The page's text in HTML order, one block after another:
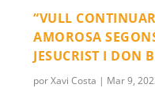
“VULL
AMOROSA
JESUCRIST I DON
porXavi Costa | Mar 9,